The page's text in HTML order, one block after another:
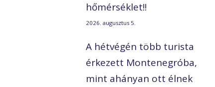
hőmérséklet!!
2026. augusztus 5.
A hétvégén több turista
érkezett Montenegróba,
mint ahányan ott élnek